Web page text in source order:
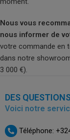
Nous vous
nous informer de
votre commande en
dans notre
3 000 €).
DES
Voici notre
Téléphone: